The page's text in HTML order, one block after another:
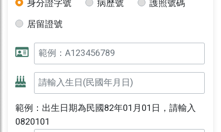
身分證字號 病歷號
護照號碼
居留證號
範例：出生日期為民國82年01月01日，請輸入
0820101